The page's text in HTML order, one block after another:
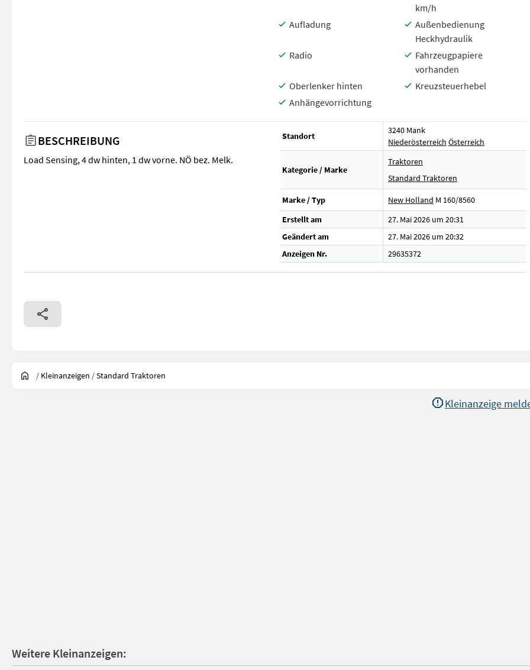
km/h
Aufladung
Außenbedienung
Heckhydraulik
Radio
Fahrzeugpapiere
vorhanden
Oberlenker hinten
Kreuzsteuerhebel
Anhängevorrichtung
BESCHREIBUNG
Load Sensing, 4 dw hinten, 1 dw vorne. NÖ bez. Melk.
Standort
3240 Mank
Niederösterreich Österreich
Kategorie / Marke
Traktoren
Standard Traktoren
Marke / Typ New Holland M 160/8560
Erstellt am
27. Mai 2026 um 20:31
Geändert am
27. Mai 2026 um 20:32
Anzeigen Nr.
29635372
/ Kleinanzeigen /Standard Traktoren
Kleinanzeige
Weitere Kleinanzeigen: